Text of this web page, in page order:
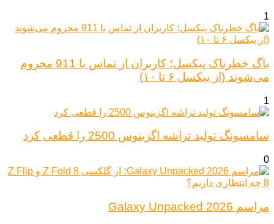
1
باگ خطرناک پیکسل؛ کاربران از تماس با 911 محروم
می‌شوند (از پیکسل ۶ تا ۱۰)
1
سامسونگ تولید تراشه اگزینوس 2500 را قطعی کرد
0
مراسم Galaxy Unpacked 2026